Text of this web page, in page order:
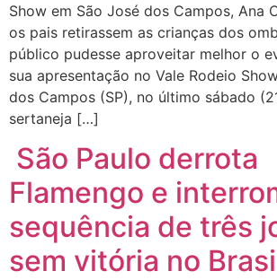
Show em São José dos Campos, Ana
os pais retirassem as crianças dos
público pudesse aproveitar melhor o
sua apresentação no Vale Rodeio
dos Campos (SP), no último sábado
sertaneja […]
São Paulo derrota
Flamengo e
sequência de três
sem vitória no